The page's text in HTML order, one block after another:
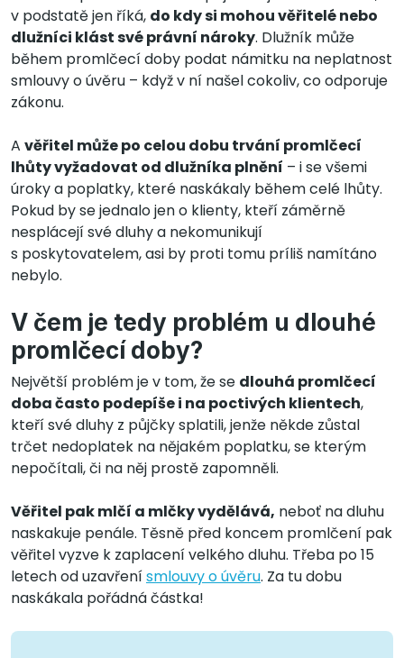
v podstatě jen říká, do kdy si mohou věřitelé nebo
dlužníci klást své právní nároky. Dlužník může
během promlčecí doby podat námitku na neplatnost
smlouvy o úvěru – když v ní našel cokoliv, co odporuje
zákonu.
A věřitel může po celou dobu trvání promlčecí
lhůty vyžadovat od dlužníka plnění – i se všemi
úroky a poplatky, které naskákaly během celé lhůty.
Pokud by se jednalo jen o klienty, kteří záměrně
nesplácejí své dluhy a nekomunikují
s poskytovatelem, asi by proti tomu príliš namítáno
nebylo.
V čem je tedy problém u dlouhé
promlčecí doby?
Největší problém je v tom, že se dlouhá promlčecí
doba často podepíše i na poctivých klientech,
kteří své dluhy z půjčky splatili, jenže někde zůstal
trčet nedoplatek na nějakém poplatku, se kterým
nepočítali, či na něj prostě zapomněli.
Věřitel pak mlčí a mlčky vydělává, neboť na dluhu
naskakuje penále. Těsně před koncem promlčení pak
věřitel vyzve k zaplacení velkého dluhu. Třeba po 15
letech od uzavřenísmlouvy o úvěru. Za tu dobu
naskákala pořádná částka!